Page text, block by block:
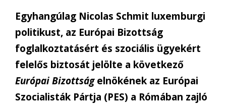
Egyhangúlag Nicolas Schmit luxemburgi
politikust, az Európai Bizottság
foglalkoztatásért és szociális ügyekért
felelős biztosát jelölte a következő
Európai Bizottságelnökének az Európai
Szocialisták Pártja (PES) a Rómában zajló